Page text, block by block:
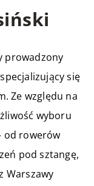
prowadzony
się
Ze względu na
wyboru
od rowerów
pod sztangę,
Warszawy